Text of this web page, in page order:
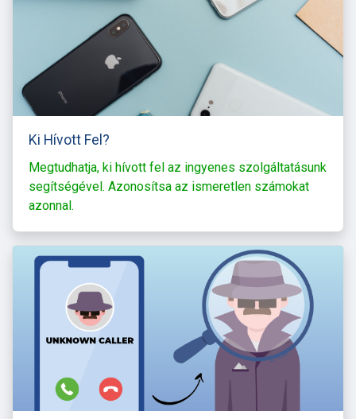
Ki Hívott Fel?
Megtudhatja, ki hívott fel az ingyenes szolgáltatásunk
segítségével. Azonosítsa az ismeretlen számokat
azonnal.